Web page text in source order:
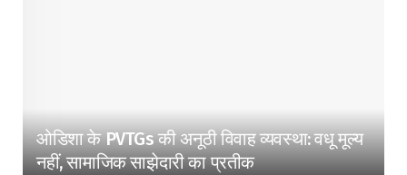
ओडिशा के PVTGs की अनूठी विवाह व्यवस्था: वधू मूल्य
नहीं, सामाजिक साझेदारी का प्रतीक